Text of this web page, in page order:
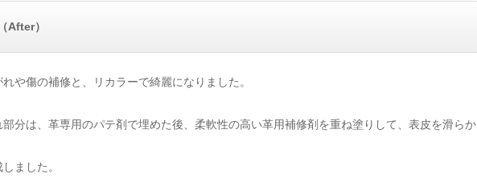
After）
や傷の補修と、リカラーで綺麗になりました。
分は、革専用のパテ剤で埋めた後、柔軟性の高い革用補修剤を重ね塗りして、表皮を滑らか
ました。